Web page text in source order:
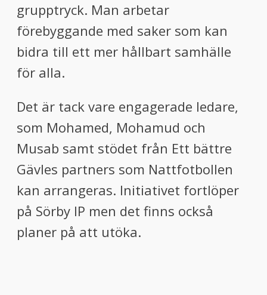
grupptryck. Man arbetar
förebyggande med saker som kan
bidra till ett mer hållbart samhälle
för alla.
Det är tack vare engagerade ledare,
som Mohamed, Mohamud och
Musab samt stödet från Ett bättre
Gävles partners som Nattfotbollen
kan arrangeras. Initiativet fortlöper
på Sörby IP men det finns också
planer på att utöka.